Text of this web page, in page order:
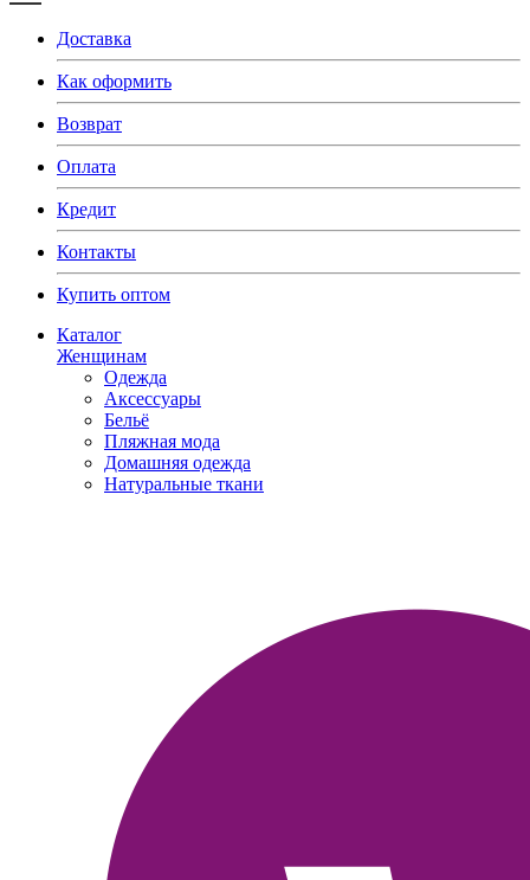
Доставка
Как оформить
Возврат
Оплата
Кредит
Контакты
Купить оптом
Каталог
Женщинам
Одежда
Аксессуары
Бельё
Пляжная мода
Домашняя одежда
Натуральные ткани